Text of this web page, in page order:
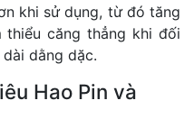
khi sử dụng, từ đó tăng
căng thẳng khi đối
dằng dặc.
Hao Pin và